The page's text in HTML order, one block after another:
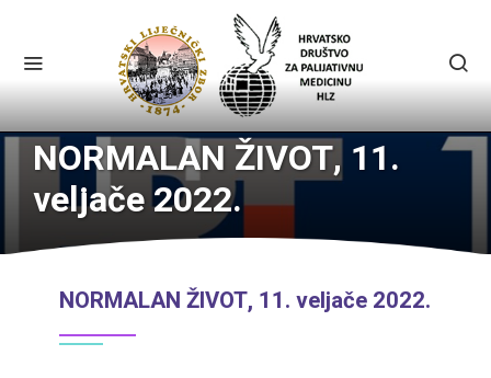
NORMALAN ŽIVOT, 11.
veljače 2022.
NORMALAN ŽIVOT, 11. veljače 2022.